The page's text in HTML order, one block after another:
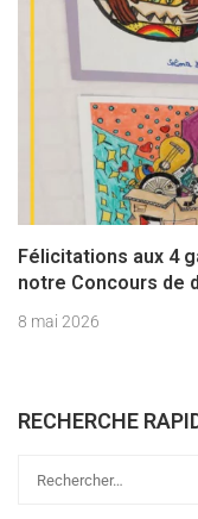
Félicitations aux 4
notre Concours de
8 mai 2026
RECHERCHE